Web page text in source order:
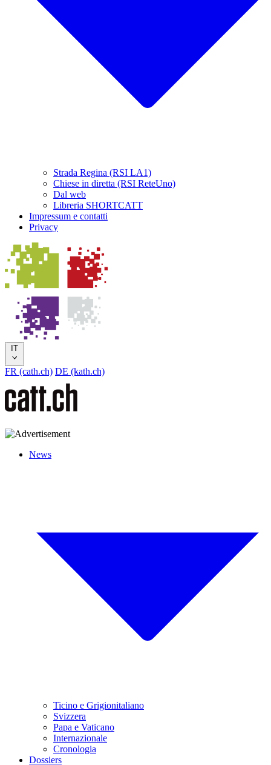
Strada Regina (RSI LA1)
Chiese in diretta (RSI ReteUno)
Dal web
Libreria SHORTCATT
Impressum e contatti
Privacy
IT
FR (cath.ch) DE (kath.ch)
News
Ticino e Grigionitaliano
Svizzera
Papa e Vaticano
Internazionale
Cronologia
Dossiers